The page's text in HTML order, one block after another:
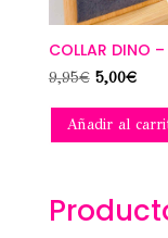
COLLAR DINO
9,95€ El
original
5,00€El
Añadir al